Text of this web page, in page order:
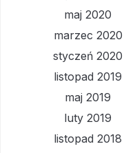
maj 2020
marzec 2020
styczeń 2020
listopad 2019
maj 2019
luty 2019
listopad 2018